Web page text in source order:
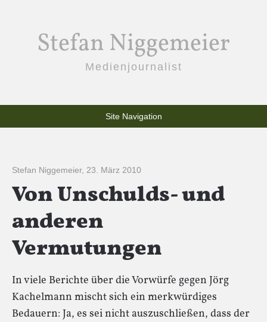
Stefan Niggemeier
Medienjournalist
Site Navigation
Stefan Niggemeier, 23. März 2010
Von Unschulds- und
anderen
Vermutungen
In viele Berichte über die Vorwürfe gegen Jörg
Kachelmann mischt sich ein merkwürdiges
Bedauern: Ja, es sei nicht auszuschließen, dass der